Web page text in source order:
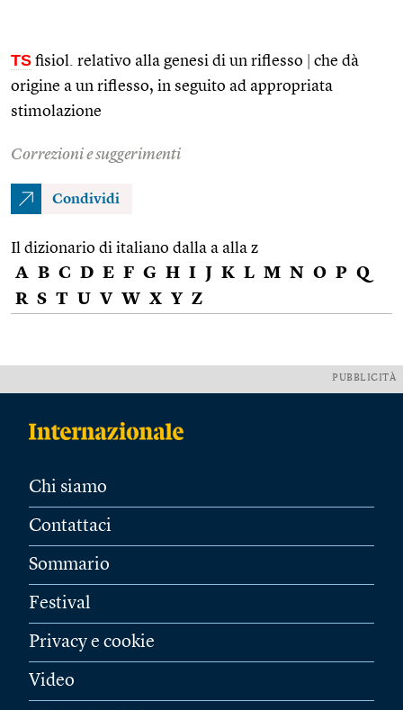
TS fisiol. relativo alla genesi di un riflesso
che dà
origine a un riflesso, in seguito ad appropriata
stimolazione
Correzioni e suggerimenti
Condividi
Il dizionario di italiano dalla a alla z
A B C D E F G H I J K L M N O P Q
R S T U V W X Y Z
PUBBLICITÀ
Chi siamo
Contattaci
Sommario
Festival
Privacy e cookie
Video